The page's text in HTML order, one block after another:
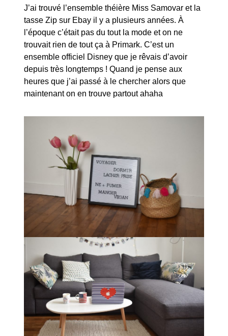
J’ai trouvé l’ensemble théière Miss Samovar et la
tasse Zip sur Ebay il y a plusieurs années. À
l’époque c’était pas du tout la mode et on ne
trouvait rien de tout ça à Primark. C’est un
ensemble officiel Disney que je rêvais d’avoir
depuis très longtemps ! Quand je pense aux
heures que j’ai passé à le chercher alors que
maintenant on en trouve partout ahaha